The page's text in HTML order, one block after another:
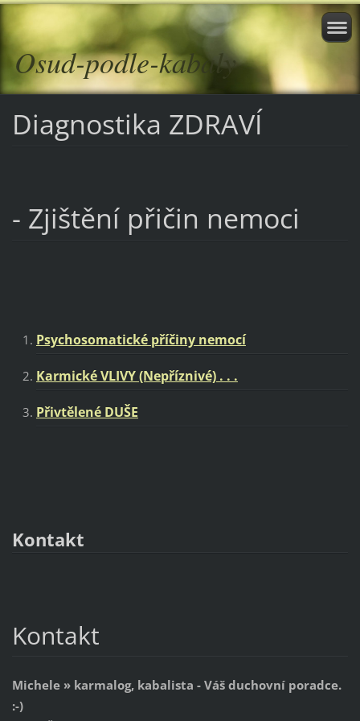
Osud-podle-kabaly
Diagnostika ZDRAVÍ
- Zjištění přičin nemoci
Psychosomatické příčiny nemocí
Karmické VLIVY (Nepříznivé) . . .
Přivtělené DUŠE
Kontakt
Kontakt
Michele » karmalog, kabalista - Váš duchovní poradce.
:-)